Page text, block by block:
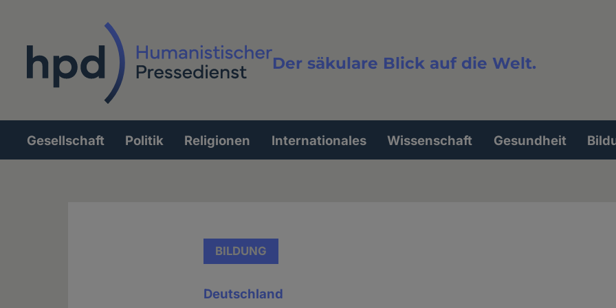
Der säkulare Blick auf die Welt.
Volltextsuche
Hauptnavigation
Gesellschaft Politik Religionen Internationales Wissenschaft Gesundheit
BILDUNG
Deutschland